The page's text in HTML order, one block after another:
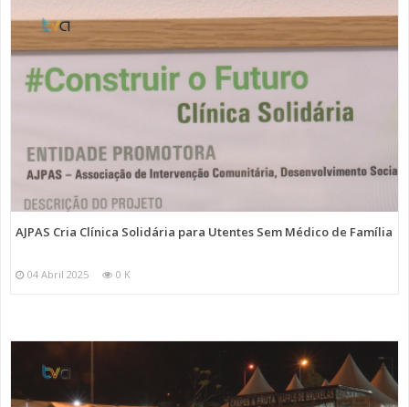
AJPAS Cria Clínica Solidária para Utentes Sem Médico de Família
04 Abril 2025 0 K